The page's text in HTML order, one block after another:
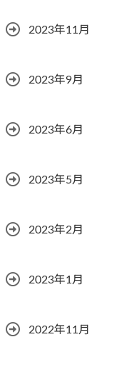
2023年11月
2023年9月
2023年6月
2023年5月
2023年2月
2023年1月
2022年11月